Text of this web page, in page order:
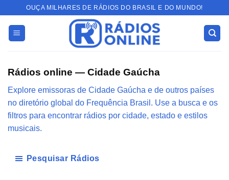
content
OUÇA MILHARES DE RÁDIOS DO BRASIL E DO MUNDO!
Rádios online — Cidade Gaúcha
Explore emissoras de Cidade Gaúcha e de outros países
no diretório global do Frequência Brasil. Use a busca e os
filtros para encontrar rádios por cidade, estado e estilos
musicais.
Pesquisar Rádios